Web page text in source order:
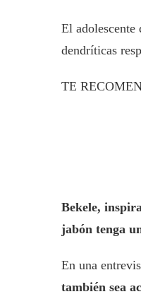
El adolescente
dendríticas
TE
Bekele,
jabón tenga
En una
también sea